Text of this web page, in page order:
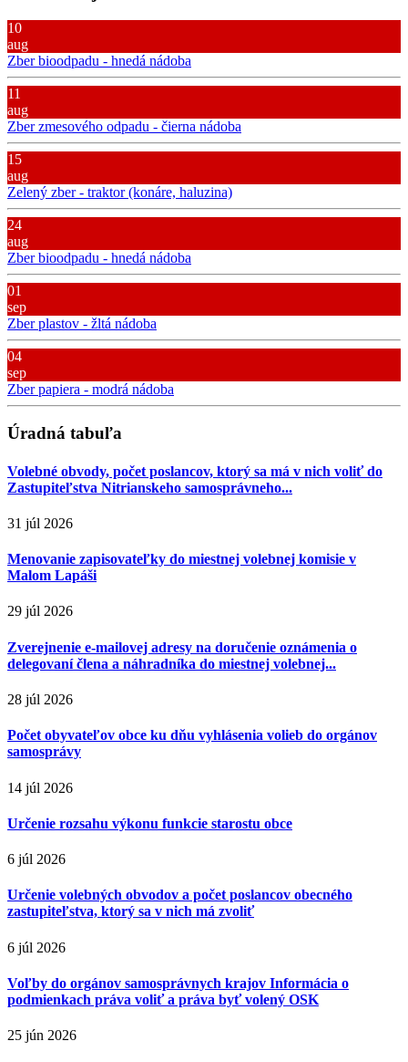
10
aug
Zber bioodpadu - hnedá nádoba
11
aug
Zber zmesového odpadu - čierna nádoba
15
aug
Zelený zber - traktor (konáre, haluzina)
24
aug
Zber bioodpadu - hnedá nádoba
01
sep
Zber plastov - žltá nádoba
04
sep
Zber papiera - modrá nádoba
Úradná tabuľa
Volebné obvody, počet poslancov, ktorý sa má v nich voliť do
Zastupiteľstva Nitrianskeho samosprávneho...
31 júl 2026
Menovanie zapisovateľky do miestnej volebnej komisie v
Malom Lapáši
29 júl 2026
Zverejnenie e-mailovej adresy na doručenie oznámenia o
delegovaní člena a náhradníka do miestnej volebnej...
28 júl 2026
Počet obyvateľov obce ku dňu vyhlásenia volieb do orgánov
samosprávy
14 júl 2026
Určenie rozsahu výkonu funkcie starostu obce
6 júl 2026
Určenie volebných obvodov a počet poslancov obecného
zastupiteľstva, ktorý sa v nich má zvoliť
6 júl 2026
Voľby do orgánov samosprávnych krajov Informácia o
podmienkach práva voliť a práva byť volený OSK
25 jún 2026